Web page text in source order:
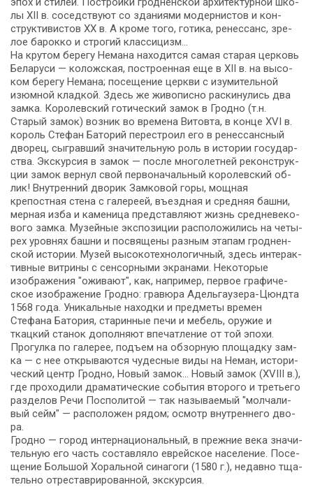
лы XII в. со­сед­ству­ют со зда­ни­я­ми мо­дер­ни­стов и кон­
струк­ти­ви­стов XX в. А кроме то­го, го­ти­ка, ре­нес­санс, зре­
лое ба­рок­ко и стро­гий клас­си­цизм…
На кру­том бе­ре­гу Не­ма­на на­хо­дит­ся са­мая ста­рая цер­ковь
Бе­ла­ру­си — коложская, по­стро­ен­ная еще в XII в. на вы­со­
ком бе­ре­гу Не­ма­на; посещение церк­ви с изу­ми­тель­ной
изюм­ной клад­кой. Здесь же жи­во­пис­но рас­ки­ну­лись два
зам­ка. Ко­ро­лев­ский го­ти­че­ский за­мок в Грод­но (т.н.
Старый замок) воз­ник во вре­ме­на Ви­то­вта, в кон­це XVI в.
ко­роль Сте­фан Ба­то­рий пе­ре­стро­ил его в ре­нес­санс­ный
дво­рец, сыг­рав­ший зна­чи­тель­ную роль в ис­то­рии го­су­дар­
ства. Экскурсия в замок — по­сле многолетней ре­кон­струк­
ции за­мок вернул свой первоначальный королевский об­
лик! Внутренний дво­рик Зам­ко­вой го­ры, мощная
крепостная стена с галереей, въездная и средняя баш­ни,
мерная изба и каменица пред­став­ля­ют жизнь сред­не­ве­ко­
во­го зам­ка. Музейные экс­по­зи­ции рас­по­ло­жи­лись на че­ты­
рех уров­нях баш­ни и по­свя­ще­ны разным этапам грод­нен­
ской ис­то­рии. Музей высокотехнологичный, здесь ин­тер­ак­
тив­ные витрины с сенсорными экранами. Не­ко­то­рые
изображения "оживают", как, на­при­мер, пер­вое гра­фи­че­
ское изображение Грод­но: гравюра Адельгаузера-Цюндта
1568 го­да. Уникальные на­ход­ки и пред­ме­ты вре­мен
Стефана Батория, ста­рин­ные пе­чи и ме­бель, ору­жие и
ткацкий станок до­пол­ня­ют впе­чат­ле­ние от той эпо­хи.
Прогулка по галерее, подъ­ем на обзорную пло­щад­ку зам­
ка — с нее от­кры­ва­ют­ся чу­дес­ные ви­ды на Не­ман, ис­то­ри­
че­ский центр Грод­но, Но­вый за­мок… Новый замок (XVIII в.),
где про­хо­ди­ли дра­ма­ти­че­ские со­бы­тия вто­ро­го и тре­тье­го
раз­де­лов Ре­чи Поспо­ли­той — так на­зы­ва­е­мый "мол­ча­ли­
вый сейм" — рас­по­ло­жен ря­дом; осмотр внут­рен­не­го дво­
ра.
Грод­но — го­род ин­тер­на­ци­о­наль­ный, в преж­ние ве­ка зна­чи­
тель­ную его часть со­став­ля­ло ев­рей­ское на­се­ле­ние. По­се­
ще­ние Большой Хоральной синагоги (1580 г.), не­дав­но тща­
тель­но от­ре­ста­ври­ро­ван­ной, экскурсия.